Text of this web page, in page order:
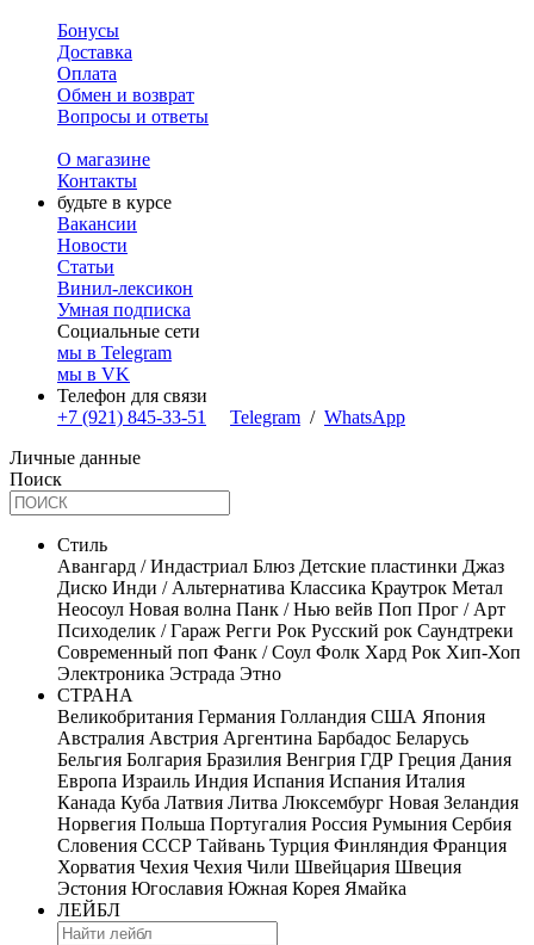
Бонусы
Доставка
Оплата
Обмен и возврат
Вопросы и ответы
О магазине
Контакты
будьте в курсе
Вакансии
Новости
Статьи
Винил-лексикон
Умная подписка
Социальные сети
мы в Telegram
мы в VK
Телефон для связи
+7 (921) 845-33-51
Telegram / WhatsApp
Личные данные
Поиск
Стиль
Авангард / Индастриал Блюз Детские пластинки Джаз
Диско Инди / Альтернатива Классика Краутрок Метал
Неосоул Новая волна Панк / Нью вейв Поп Прог / Арт
Психоделик / Гараж Регги Рок Русский рок Саундтреки
Современный поп Фанк / Соул Фолк Хард Рок Хип-Хоп
Электроника Эстрада Этно
СТРАНА
Великобритания Германия Голландия США Япония
Австралия Австрия Аргентина Барбадос Беларусь
Бельгия Болгария Бразилия Венгрия ГДР Греция Дания
Европа Израиль Индия Испания Испания Италия
Канада Куба Латвия Литва Люксембург Новая Зеландия
Норвегия Польша Португалия Россия Румыния Сербия
Словения СССР Тайвань Турция Финляндия Франция
Хорватия Чехия Чехия Чили Швейцария Швеция
Эстония Югославия Южная Корея Ямайка
ЛЕЙБЛ